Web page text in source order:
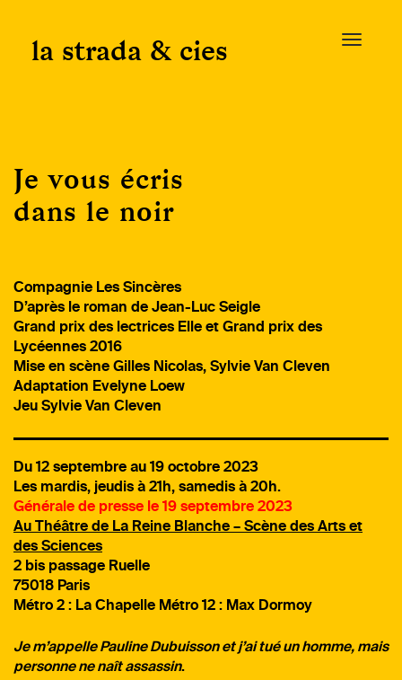
content
T
la strada & cies
Je vous écris
dans le noir
Compagnie Les Sincères
D’après le roman de Jean-Luc Seigle
Grand prix des lectrices Elle et Grand prix des
Lycéennes 2016
Mise en scène Gilles Nicolas, Sylvie Van Cleven
Adaptation Evelyne Loew
Jeu Sylvie Van Cleven
Du 12 septembre au 19 octobre 2023
Les mardis, jeudis à 21h, samedis à 20h.
Générale de presse le 19 septembre 2023
Au Théâtre de La Reine Blanche – Scène des Arts et
des Sciences
2 bis passage Ruelle
75018 Paris
Métro 2 : La Chapelle Métro 12 : Max Dormoy
Jem’appelle Pauline Dubuisson et j’ai tué un homme, mais
personne ne naît assassin.